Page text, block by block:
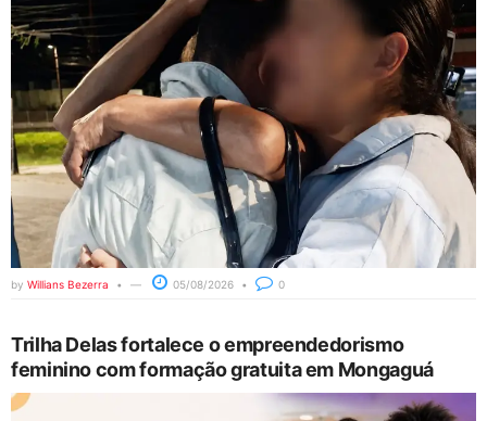
by Willians Bezerra 05/08/2026 0
Trilha Delas fortalece o empreendedorismo
feminino com formação gratuita em Mongaguá